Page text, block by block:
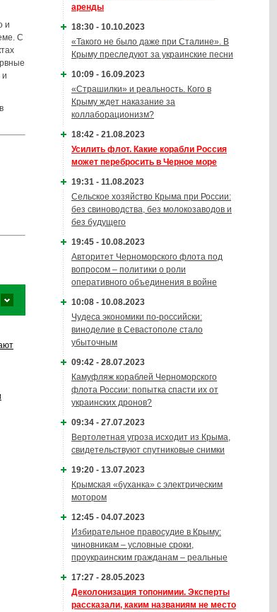
и
С
и
аренды
18:30 - 10.10.2023
«Такого не было даже при Сталине». В
Крыму преследуют за украинские песни
10:09 - 16.09.2023
«Страшилки» и реальность. Кого в
Крыму ждет наказание за
коллаборационизм?
18:42 - 21.08.2023
Усилить флот. Какие корабли Россия
может перебросить в Черное море
19:31 - 11.08.2023
Сельское хозяйство Крыма при России:
без свиноводства, без молокозаводов и
без будущего
19:45 - 10.08.2023
Авторитет Черноморского флота под
вопросом – политики о роли
оперативного объединения в войне
10:08 - 10.08.2023
Чудеса экономики по-российски:
виноделие в Севастополе стало
убыточным
09:42 - 28.07.2023
Камуфляж кораблей Черноморского
флота России: попытка спасти их от
украинских дронов?
09:34 - 27.07.2023
Вертолетная угроза исходит из Крыма,
свидетельствуют спутниковые снимки
19:20 - 13.07.2023
Крымская «буханка» с электрическим
мотором
12:45 - 04.07.2023
Избирательное правосудие в Крыму:
чиновникам – условные сроки,
проукраинским гражданам – реальные
17:27 - 28.05.2023
Деколонизация топонимии. Эксперты
рассказали, каким названиям не место